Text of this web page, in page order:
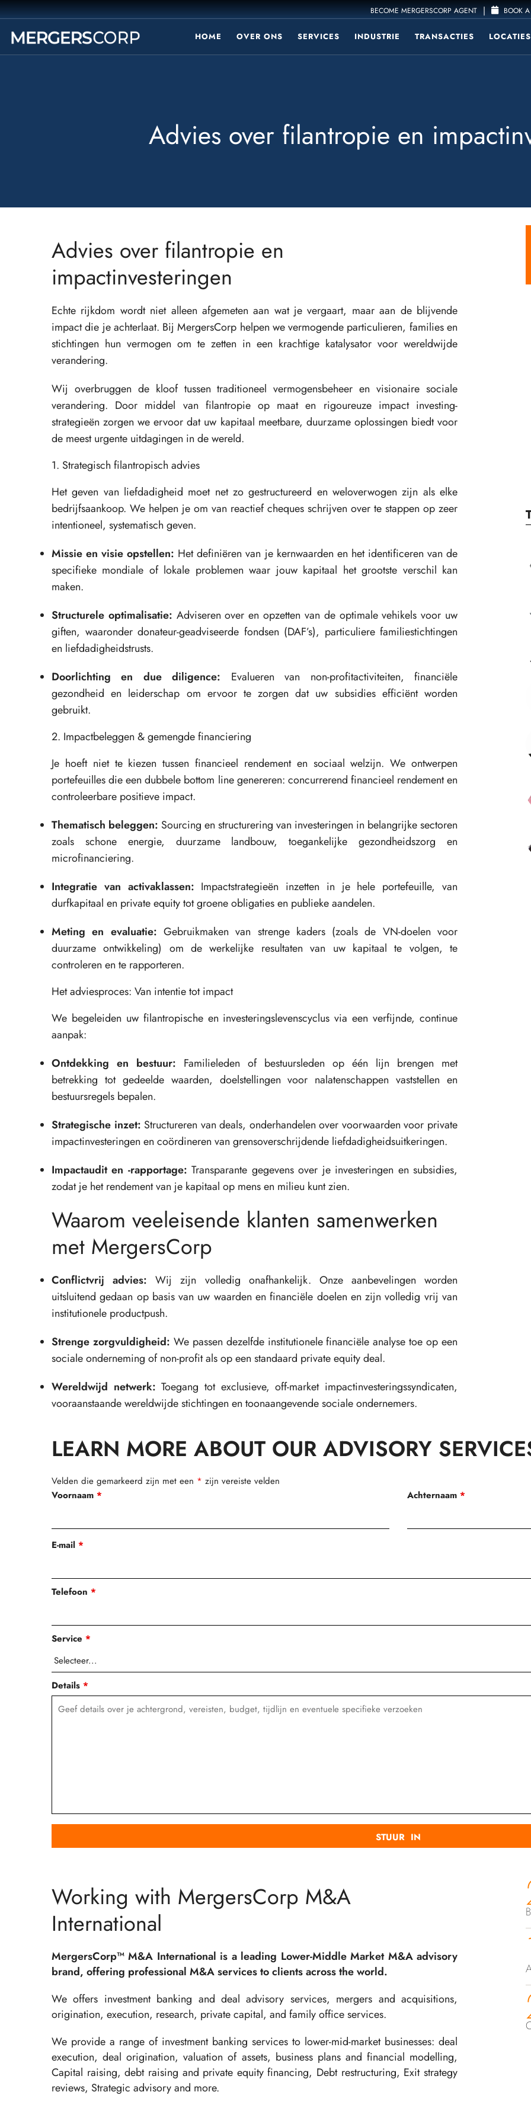
BECOME MERGERSCORP AGENT | BOOK A
HOME OVER ONS SERVICES INDUSTRIE TRANSACTIES LOCATIES
Advies over filantropie en
Advies over filantropie en
impactinvesteringen
Echte rijkdom wordt niet alleen afgemeten aan wat je vergaart, maar aan de blijvende
impact die je achterlaat. Bij MergersCorp helpen we vermogende particulieren, families en
stichtingen hun vermogen om te zetten in een krachtige katalysator voor wereldwijde
verandering.
Wij overbruggen de kloof tussen traditioneel vermogensbeheer en visionaire sociale
verandering. Door middel van filantropie op maat en rigoureuze impact investing-
strategieën zorgen we ervoor dat uw kapitaal meetbare, duurzame oplossingen biedt voor
de meest urgente uitdagingen in de wereld.
1. Strategisch filantropisch advies
Het geven van liefdadigheid moet net zo gestructureerd en weloverwogen zijn als elke
bedrijfsaankoop. We helpen je om van reactief cheques schrijven over te stappen op zeer
intentioneel, systematisch geven.
Missie en visie opstellen: Het definiëren van je kernwaarden en het identificeren van de
specifieke mondiale of lokale problemen waar jouw kapitaal het grootste verschil kan
maken.
Structurele optimalisatie: Adviseren over en opzetten van de optimale vehikels voor uw
giften, waaronder donateur-geadviseerde fondsen (DAF’s), particuliere familiestichtingen
en liefdadigheidstrusts.
Doorlichting en due diligence: Evalueren van non-profitactiviteiten, financiële
gezondheid en leiderschap om ervoor te zorgen dat uw subsidies efficiënt worden
gebruikt.
2. Impactbeleggen & gemengde financiering
Je hoeft niet te kiezen tussen financieel rendement en sociaal welzijn. We ontwerpen
portefeuilles die een dubbele bottom line genereren: concurrerend financieel rendement en
controleerbare positieve impact.
Thematisch beleggen: Sourcing en structurering van investeringen in belangrijke sectoren
zoals schone energie, duurzame landbouw, toegankelijke gezondheidszorg en
microfinanciering.
Integratie van activaklassen: Impactstrategieën inzetten in je hele portefeuille, van
durfkapitaal en private equity tot groene obligaties en publieke aandelen.
Meting en evaluatie: Gebruikmaken van strenge kaders (zoals de VN-doelen voor
duurzame ontwikkeling) om de werkelijke resultaten van uw kapitaal te volgen, te
controleren en te rapporteren.
Het adviesproces: Van intentie tot impact
We begeleiden uw filantropische en investeringslevenscyclus via een verfijnde, continue
aanpak:
Ontdekking en bestuur: Familieleden of bestuursleden op één lijn brengen met
betrekking tot gedeelde waarden, doelstellingen voor nalatenschappen vaststellen en
bestuursregels bepalen.
Strategische inzet: Structureren van deals, onderhandelen over voorwaarden voor private
impactinvesteringen en coördineren van grensoverschrijdende liefdadigheidsuitkeringen.
Impactaudit en -rapportage: Transparante gegevens over je investeringen en subsidies,
zodat je het rendement van je kapitaal op mens en milieu kunt zien.
Waarom veeleisende klanten samenwerken
met MergersCorp
Conflictvrij advies: Wij zijn volledig onafhankelijk. Onze aanbevelingen worden
uitsluitend gedaan op basis van uw waarden en financiële doelen en zijn volledig vrij van
institutionele productpush.
Strenge zorgvuldigheid: We passen dezelfde institutionele financiële analyse toe op een
sociale onderneming of non-profit als op een standaard private equity deal.
Wereldwijd netwerk: Toegang tot exclusieve, off-market impactinvesteringssyndicaten,
vooraanstaande wereldwijde stichtingen en toonaangevende sociale ondernemers.
LEARN MORE ABOUT OUR ADVISORY
Velden die gemarkeerd zijn met een * zijn vereiste velden
Voornaam * Achternaam *
E-mail *
Telefoon *
Service *
Details *
Working with MergersCorp M&A
International
MergersCorp™ M&A International is a leading Lower-Middle Market M&A advisory
brand, offering professional M&A services to clients across the world.
We offers investment banking and deal advisory services, mergers and acquisitions,
origination, execution, research, private capital, and family office services.
We provide a range of investment banking services to lower-mid-market businesses: deal
execution, deal origination, valuation of assets, business plans and financial modelling,
Capital raising, debt raising and private equity financing, Debt restructuring, Exit strategy
reviews, Strategic advisory and more.